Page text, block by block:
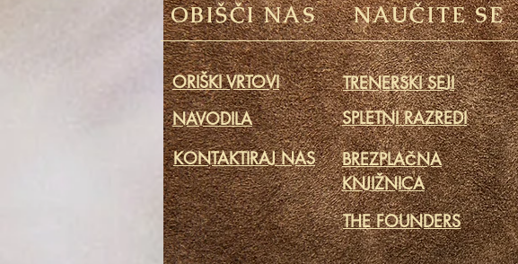
OBIŠČI NAS
ORIŠKI VRTOVI
NAVODILA
KONTAKTIRAJ NAS
NAUČITE SE
TRENERSKI SEJI
SPLETNI RAZREDI
BREZPLAČNA
KNJIŽNICA
THE FOUNDERS